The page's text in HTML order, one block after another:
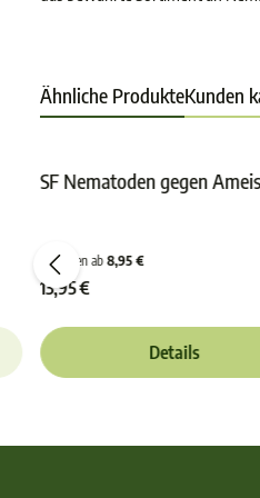
Ähnliche ProdukteKunden
SF Nematoden gegen
Varianten ab8,95 €
13,95 €
Details